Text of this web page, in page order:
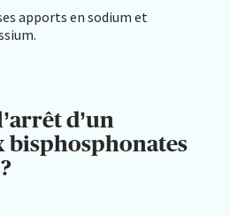
apports en sodium et
d’un
bisphosphonates